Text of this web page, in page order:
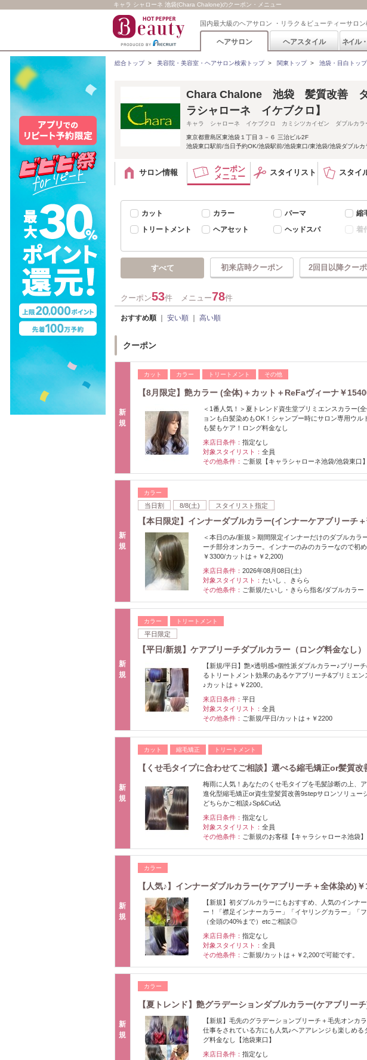
キャラ シャローネ 池袋(Chara Chalone)のクーポン・メニュー
国内最大級のヘアサロン ・リラク＆ビューティーサロン
ヘアサロン ヘアスタイル ネイル
総合トップ> 美容院・美容室・ヘアサロン検索トップ> 関東トップ> 池袋・目白トップ
Chara Chalone 池袋 髪質改善 ダ
ラシャローネ イケブクロ】
キャラ シャローネ イケブクロ カミシツカイゼン ダブルカラ
東京都豊島区東池袋１丁目３－６ 三治ビル2F
池袋東口駅前/当日予約OK/池袋駅前/池袋東口/東池袋/池袋ダブル
サロン情報
クーポン
メニュー
スタイリスト スタイ
カット カラー パーマ 縮
トリートメント
ヘアセット ヘッドスパ 着
すべて 初来店時クーポン 2回目以降クー
クーポン53件 メニュー78件
おすすめ順 ｜ 安い順 ｜ 高い順
クーポン
新
規
カット カラー トリートメント その他
【8月限定】艶カラー (全体)＋カット＋ReFaヴィーナ￥
＜1番人気！＞夏トレンド資生堂プリミエンスカラー(
ョンも白髪染めもOK！シャンプー時にサロン専用ウル
も髪もケア！ロング料金なし
来店日条件： 指定なし
対象スタイリスト： 全員
その他条件： ご新規【キャラシャローネ池袋/池袋東口】
新
規
カラー
当日割 8/8(土) スタイリスト指定
【本日限定】インナーダブルカラー(インナーケアブリーチ
＜本日のみ/新規＞期間限定インナーだけのダブルカラ
ーチ部分オンカラー。インナーのみのカラーなので初
￥3300/カットは＋￥2,200)
来店日条件： 2026年08月08日(土)
対象スタイリスト： たいし 、きらら
その他条件： ご新規/たいし・きらら指名/ダブルカラー
新
規
カラー トリートメント
平日限定
【平日/新規】ケアブリーチダブルカラー（ロング料金なし
【新規/平日】艶×透明感×個性派ダブルカラー♪ブリー
るトリートメント効果のあるケアブリーチ&プリミエ
♪カットは＋￥2200。
来店日条件： 平日
対象スタイリスト： 全員
その他条件： ご新規/平日/カットは＋￥2200
新
規
カット 縮毛矯正 トリートメント
【くせ毛タイプに合わせてご相談】選べる縮毛矯正or髪質改
梅雨に人気！あなたのくせ毛タイプを毛髪診断の上、
進化型縮毛矯正or資生堂髪質改善9stepサロンソリュー
どちらかご相談♪Sp&Cut込
来店日条件： 指定なし
対象スタイリスト： 全員
その他条件： ご新規のお客様【キャラシャローネ池袋】
新
規
カラー
【人気♪】インナーダブルカラー(ケアブリーチ＋全体染め)
【新規】初ダブルカラーにもおすすめ、人気のインナ
ー！「襟足インナーカラー」「イヤリングカラー」「
（全頭の40%まで）etcご相談◎
来店日条件： 指定なし
対象スタイリスト： 全員
その他条件： ご新規/カットは＋￥2,200で可能です。
新
規
カラー
【夏トレンド】艶グラデーションダブルカラー(ケアブリー
【新規】毛先のグラデーションブリーチ＋毛先オンカ
仕事をされている方にも人気♪ヘアアレンジも楽しめる
グ料金なし【池袋東口】
来店日条件： 指定なし